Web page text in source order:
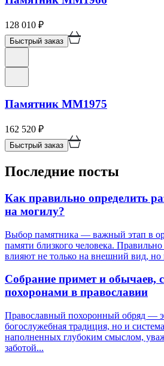
128 010 ₽
Быстрый заказ
Памятник ММ1975
162 520 ₽
Быстрый заказ
Последние посты
Как правильно определить
на могилу?
Выбор памятника — важный этап в
памяти близкого человека.
влияют не только на внешний вид,
Собрание примет и обычаев,
похоронами в православии
Православный похоронный обряд —
богослужебная традиция, но и
наполненных глубоким смыслом,
заботой...